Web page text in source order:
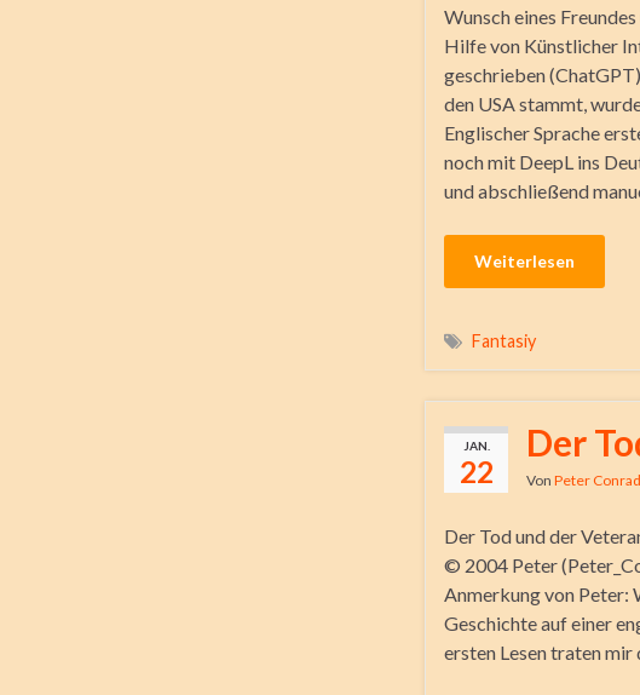
Wunsch eines
Hilfe von Künstlicher
geschrieben
den USA stammt,
Englischer Sprache
noch mit DeepL ins
und abschließend
Weiterlesen
Fantasiy
JAN.
22
Der
Von Peter Conrad
Der Tod und der
© 2004 Peter
Anmerkung von Peter:
Geschichte auf einer
ersten Lesen traten mir